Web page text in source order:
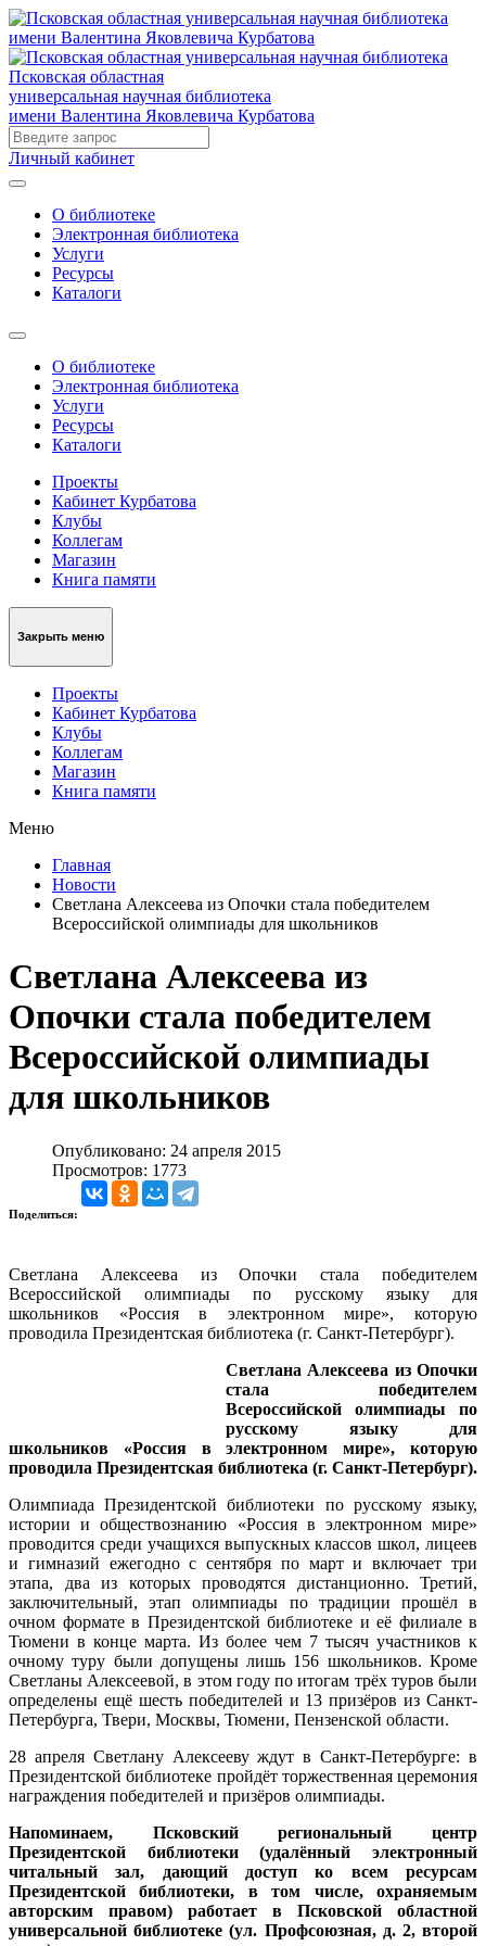
Псковская областная
универсальная научная библиотека
имени Валентина Яковлевича Курбатова
Личный кабинет
О библиотеке
Электронная библиотека
Услуги
Ресурсы
Каталоги
О библиотеке
Электронная библиотека
Услуги
Ресурсы
Каталоги
Проекты
Кабинет Курбатова
Клубы
Коллегам
Магазин
Книга памяти
Закрыть меню
Проекты
Кабинет Курбатова
Клубы
Коллегам
Магазин
Книга памяти
Меню
Главная
Новости
Светлана Алексеева из Опочки стала победителем
Всероссийской олимпиады для школьников
Светлана Алексеева из
Опочки стала победителем
Всероссийской олимпиады
для школьников
Опубликовано: 24 апреля 2015
Просмотров: 1773
Поделиться:
Светлана Алексеева из Опочки стала победителем
Всероссийской олимпиады по русскому языку для
школьников «Россия в электронном мире», которую
проводила Президентская библиотека (г. Санкт-Петербург).
Светлана Алексеева из Опочки
стала победителем
Всероссийской олимпиады по
русскому языку для
школьников «Россия в электронном мире», которую
проводила Президентская библиотека (г. Санкт-Петербург).
Олимпиада Президентской библиотеки по русскому языку,
истории и обществознанию «Россия в электронном мире»
проводится среди учащихся выпускных классов школ, лицеев
и гимназий ежегодно с сентября по март и включает три
этапа, два из которых проводятся дистанционно. Третий,
заключительный, этап олимпиады по традиции прошёл в
очном формате в Президентской библиотеке и её филиале в
Тюмени в конце марта. Из более чем 7 тысяч участников к
очному туру были допущены лишь 156 школьников. Кроме
Светланы Алексеевой, в этом году по итогам трёх туров были
определены ещё шесть победителей и 13 призёров из Санкт-
Петербурга, Твери, Москвы, Тюмени, Пензенской области.
28 апреля Светлану Алексееву ждут в Санкт-Петербурге: в
Президентской библиотеке пройдёт торжественная церемония
награждения победителей и призёров олимпиады.
Напоминаем, Псковский региональный центр
Президентской библиотеки (удалённый электронный
читальный зал, дающий доступ ко всем ресурсам
Президентской библиотеки, в том числе, охраняемым
авторским правом) работает в Псковской областной
универсальной библиотеке (ул. Профсоюзная, д. 2, второй